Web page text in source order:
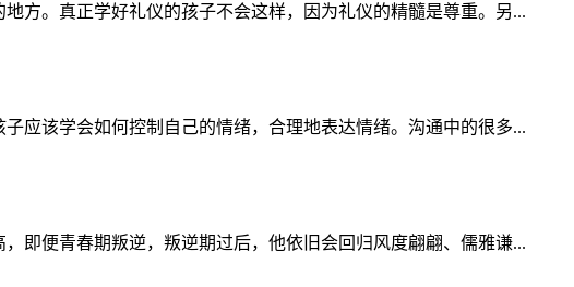
方。真正学好礼仪的孩子不会这样，因为礼仪的精髓是尊重。另...
应该学会如何控制自己的情绪，合理地表达情绪。沟通中的很多...
即便青春期叛逆，叛逆期过后，他依旧会回归风度翩翩、儒雅谦...